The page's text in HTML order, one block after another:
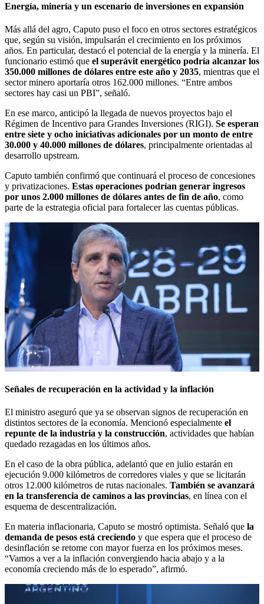
Energía, minería y un escenario de inversiones en expansión
Más allá del agro, Caputo puso el foco en otros sectores estratégicos
que, según su visión, impulsarán el crecimiento en los próximos
años. En particular, destacó el potencial de la energía y la minería. El
funcionario estimó que el superávit energético podría alcanzar los
350.000 millones de dólares entre este año y 2035, mientras que el
sector minero aportaría otros 162.000 millones. “Entre ambos
sectores hay casi un PBI”, señaló.
En ese marco, anticipó la llegada de nuevos proyectos bajo el
Régimen de Incentivo para Grandes Inversiones (RIGI). Se esperan
entre siete y ocho iniciativas adicionales por un monto de entre
30.000 y 40.000 millones de dólares, principalmente orientadas al
desarrollo upstream.
Caputo también confirmó que continuará el proceso de concesiones
y privatizaciones. Estas operaciones podrían generar ingresos
por unos 2.000 millones de dólares antes de fin de año, como
parte de la estrategia oficial para fortalecer las cuentas públicas.
Señales de recuperación en la actividad y la inflación
El ministro aseguró que ya se observan signos de recuperación en
distintos sectores de la economía. Mencionó especialmente el
repunte de la industria y la construcción, actividades que habían
quedado rezagadas en los últimos años.
En el caso de la obra pública, adelantó que en julio estarán en
ejecución 9.000 kilómetros de corredores viales y que se licitarán
otros 12.000 kilómetros de rutas nacionales. También se avanzará
en la transferencia de caminos a las provincias, en línea con el
esquema de descentralización.
En materia inflacionaria, Caputo se mostró optimista. Señaló que la
demanda de pesos está creciendo y que espera que el proceso de
desinflación se retome con mayor fuerza en los próximos meses.
“Vamos a ver a la inflación convergiendo hacia abajo y a la
economía creciendo más de lo esperado”, afirmó.